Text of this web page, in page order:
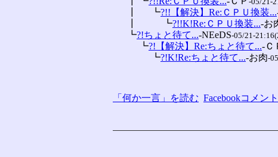
┃ 　 ┗?!!【解決】Re:ＣＰＵ換装...
┃ 　 　 ┗?!!K!Re:ＣＰＵ換装...-お
┗?!ちょと待て...-NEeDS-05/21-
┗?!【解決】Re:ちょと待て...-Ｃ
┗?!K!Re:ちょと待て...-お肉-
「何か一言」を読む Facebookコメン